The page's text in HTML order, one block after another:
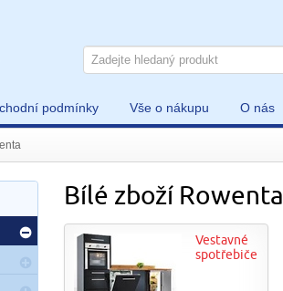
podmínky Vše o nákupu O nás
Bílé zboží Rowenta
Vestavné
spotřebiče